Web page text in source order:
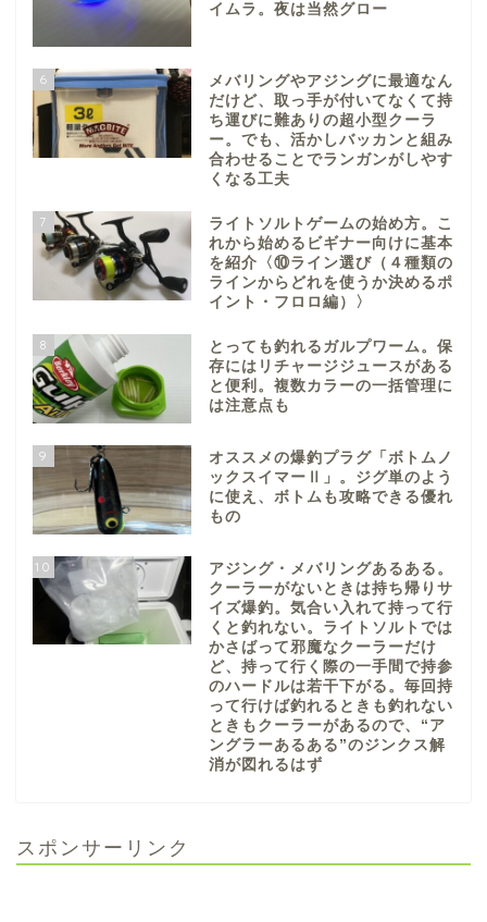
イムラ。夜は当然グロー
6
メバリングやアジングに最適なん
だけど、取っ手が付いてなくて持
ち運びに難ありの超小型クーラ
ー。でも、活かしバッカンと組み
合わせることでランガンがしやす
くなる工夫
7
ライトソルトゲームの始め方。こ
れから始めるビギナー向けに基本
を紹介〈⑩ライン選び（４種類の
ラインからどれを使うか決めるポ
イント・フロロ編）〉
8
とっても釣れるガルプワーム。保
存にはリチャージジュースがある
と便利。複数カラーの一括管理に
は注意点も
9
オススメの爆釣プラグ「ボトムノ
ックスイマーⅡ」。ジグ単のよう
に使え、ボトムも攻略できる優れ
もの
10
アジング・メバリングあるある。
クーラーがないときは持ち帰りサ
イズ爆釣。気合い入れて持って行
くと釣れない。ライトソルトでは
かさばって邪魔なクーラーだけ
ど、持って行く際の一手間で持参
のハードルは若干下がる。毎回持
って行けば釣れるときも釣れない
ときもクーラーがあるので、“ア
ングラーあるある”のジンクス解
消が図れるはず
スポンサーリンク